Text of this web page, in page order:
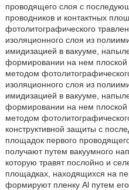
проводящего слоя с
проводников и контактных
фотолитографического
изоляционного слоя из
имидизацией в вакууме,
формировании на нем плоской
методом
изоляционного слоя из
имидизацией в вакууме,
формировании на нем плоской
методом
конструктивной защиты с
площадок первого
получают путем вакуумного
которую травят послойно и
площадках, находящихся на
формируют пленку Al путем